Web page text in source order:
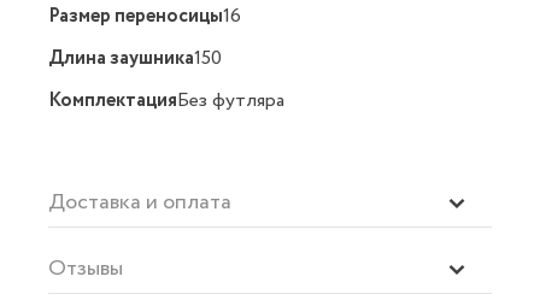
Размер переносицы16
Длина заушника150
КомплектацияБез футляра
Доставка и оплата
Отзывы